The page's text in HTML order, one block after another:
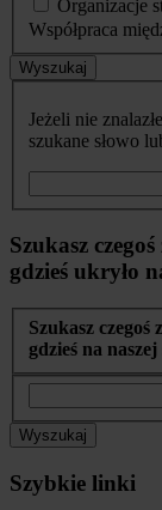
Organizacje
Współpraca
Wyszukaj
Jeżeli nie
szukane słowo
Szukasz
gdzieś ukryło
Szukasz czegoś
gdzieś na
Wyszukaj
Szybkie linki